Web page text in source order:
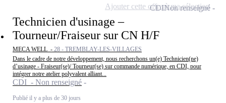
Technicien d'usinage –
Tourneur/Fraiseur sur CN H/F
MECA WELL - 28 - TREMBLAY-LES-VILLAGES
Dans le cadre de notre développement, nous recherchons un(e) Technicien(ne)
d’usinage - Fraiseur(se)/ Tourneur(se) sur commande numérique, en CDI, pour
intégrer notre atelier polyvalent alliant...
CDI - Non renseigné
Publié il y a plus de 30 jours
CDINon renseigné
Ajouter cette offre à ma sélection